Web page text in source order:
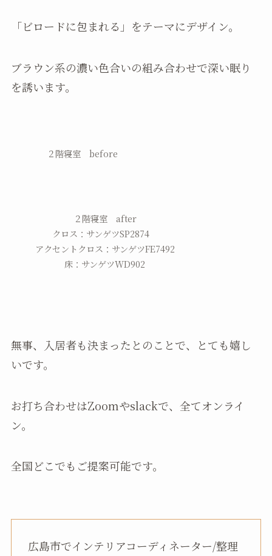
「ビロードに包まれる」をテーマにデザイン。
ブラウン系の濃い色合いの組み合わせで深い眠り
を誘います。
２階寝室 before
２階寝室 after
クロス：サンゲツSP2874
アクセントクロス：サンゲツFE7492
床：サンゲツWD902
無事、入居者も決まったとのことで、とても嬉し
いです。
お打ち合わせはZoomやslackで、全てオンライ
ン。
全国どこでもご提案可能です。
広島市でインテリアコーディネーター/整理